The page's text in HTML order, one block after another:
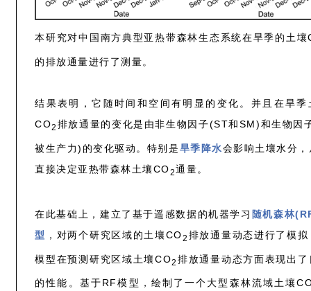
本研究对中国南方典型亚热带森林生态系统在旱季的土壤
的排放通量进行了测量。
结果表明，它随时间和空间有明显的变化。并且在旱季
CO2 排放通量的变化是由非生物因子(ST和SM)和生物因
被生产力)的变化驱动。特别是旱季降水会影响土壤水分，
直接决定亚热带森林土壤CO2通量。
在此基础上，建立了基于遥感数据的机器学习 随机森林
型 ，对两个研究区域的土壤CO2 排放通量动态进行了模拟
模型在预测研究区域土壤CO2 排放通量动态方面表现出了
的性能。基于RF模型，绘制了一个大型森林流域土壤